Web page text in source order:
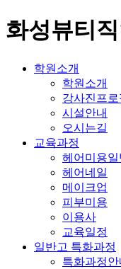
화성뷰티
학원소개
학원소개
강사진프로
시설안내
오시는길
교육과정
헤어미용일
헤어네일
메이크업
피부미용
이용사
교육일정
일반고 특화과정
특화과정안